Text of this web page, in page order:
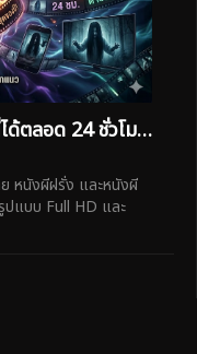
หนังผีออนไลน์พากย์ไทย ดูฟรีที่นี่ได้ตลอด 24 ชั่วโมงอัปเดตเร็วทันที
หนังผีฝรั่ง และหนังผี
ปแบบ Full HD และ